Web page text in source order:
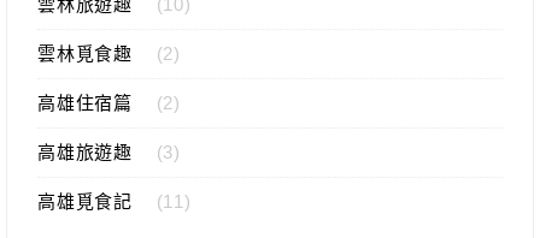
雲林旅遊趣 (10)
雲林覓食趣 (2)
高雄住宿篇 (2)
高雄旅遊趣 (3)
高雄覓食記 (11)